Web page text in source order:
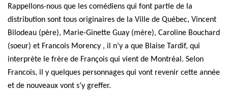
Rappellons-nous que les comédiens qui font partie de la
distribution sont tous originaires de la Ville de Québec, Vincent
Bilodeau (père), Marie-Ginette Guay (mère), Caroline Bouchard
(soeur) et Francois Morency , il n’y a que Blaise Tardif, qui
interprète le frère de François qui vient de Montréal. Selon
Francois, il y quelques personnages qui vont revenir cette année
et de nouveaux vont s’y greffer.